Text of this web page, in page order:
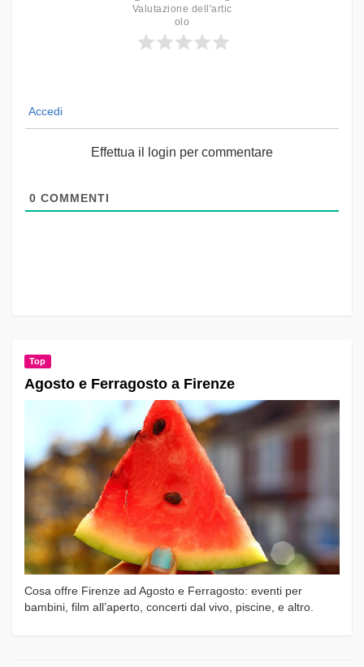
Valutazione dell'artic
olo
Accedi
Effettua il login per commentare
0 COMMENTI
Top
Agosto e Ferragosto a Firenze
Cosa offre Firenze ad Agosto e Ferragosto: eventi per
bambini, film all’aperto, concerti dal vivo, piscine, e altro.